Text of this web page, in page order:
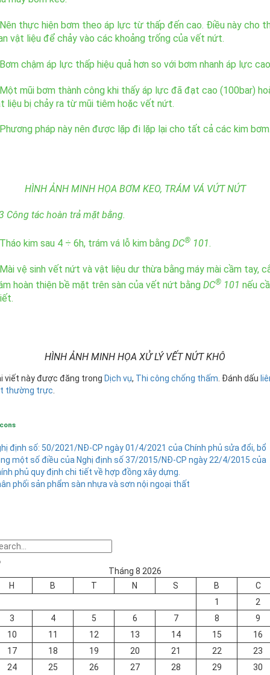
thực hiện bơm theo áp lực từ thấp đến cao. Điều này cho
vật liệu để chảy vào các khoảng trống của vết nứt.
chậm áp lực thấp hiệu quả hơn so với bơm nhanh áp lực
mũi bơm thành công khi thấy áp lực đã đạt cao (100bar)
liệu bị chảy ra từ mũi tiêm hoặc vết nứt.
pháp này nên được lặp đi lặp lại cho tất cả các kim
HÌNH ẢNH MINH HỌA BƠM KEO, TRÁM VÁ VỨT NỨT
Công tác hoàn trả mặt bằng.
kim sau 4 ÷ 6h, trám vá lỗ kim bằng DC® 101.
vệ sinh vết nứt và vật liệu dư thừa bằng máy mài cầm tay,
hoàn thiện bề mặt trên sàn của vết nứt bằng DC® 101 nếu
HÌNH ẢNH MINH HỌA XỬ LÝ VẾT NỨT KHÔ
viết này được đăng trong Dịch vụ, Thi công chống thấm . Đánh dấu
thường trực
định số: 50/2021/NĐ-CP ngày 01/4/2021 của Chính phủ sửa đổi, bổ
một số điều của Nghị định số 37/2015/NĐ-CP ngày 22/4/2015 của
phủ quy định chi tiết về hợp đồng xây dựng.
phối sản phẩm sàn nhựa và sơn nội ngoại thất
Tháng 8 2026
H
B T N S B
C
1
2
3
4 5 6 7 8
9
10
11 12 13 14 15
16
17
18 19 20 21 22
23
24
25 26 27 28 29 30